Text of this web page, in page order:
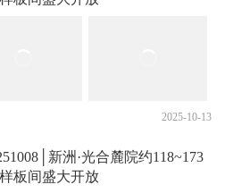
2025-10-13
新洲·光合麓院约118~173
板间盛大开放